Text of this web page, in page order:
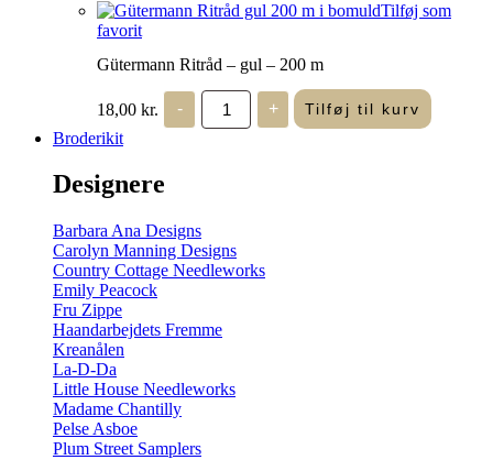
Tilføj som
favorit
Gütermann Ritråd – gul – 200 m
18,00 kr. -
Gütermann
Ritråd
-
+ Tilføj til kurv
Broderikit
Designere
Barbara Ana Designs
Carolyn Manning Designs
Country Cottage Needleworks
Emily Peacock
Fru Zippe
Haandarbejdets Fremme
Kreanålen
La-D-Da
Little House Needleworks
Madame Chantilly
Pelse Asboe
Plum Street Samplers